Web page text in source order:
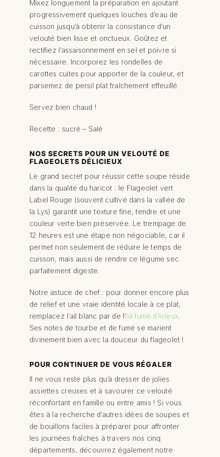
Mixez longuement la préparation en ajoutant
progressivement quelques louches d’eau de
cuisson jusqu’à obtenir la consistance d’un
velouté bien lisse et onctueux. Goûtez et
rectifiez l’assaisonnement en sel et poivre si
nécessaire. Incorporez les rondelles de
carottes cuites pour apporter de la couleur, et
parsemez de persil plat fraîchement effeuillé.
Servez bien chaud !
Recette : sucré – Salé
NOS SECRETS POUR UN VELOUTÉ DE
FLAGEOLETS DÉLICIEUX
Le grand secret pour réussir cette soupe réside
dans la qualité du haricot : le Flageolet vert
Label Rouge (souvent cultivé dans la vallée de
la Lys) garantit une texture fine, tendre et une
couleur verte bien préservée. Le trempage de
12 heures est une étape non négociable, car il
permet non seulement de réduire le temps de
cuisson, mais aussi de rendre ce légume sec
parfaitement digeste.
Notre astuce de chef : pour donner encore plus
de relief et une vraie identité locale à ce plat,
remplacez l’ail blanc par de l’Ail fumé d’Arleux
Ses notes de tourbe et de fumé se marient
divinement bien avec la douceur du flageolet !
POUR CONTINUER DE VOUS RÉGALER
Il ne vous reste plus qu’à dresser de jolies
assiettes creuses et à savourer ce velouté
réconfortant en famille ou entre amis ! Si vous
êtes à la recherche d’autres idées de soupes et
de bouillons faciles à préparer pour affronter
les journées fraîches à travers nos cinq
départements, découvrez également notre